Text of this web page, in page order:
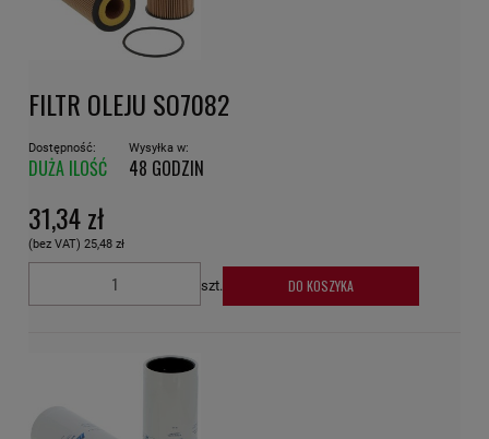
FILTR OLEJU SO7082
Dostępność:
DUŻA ILOŚĆ
Wysyłka w:
48 GODZIN
31,34 zł
(bez VAT) 25,48 zł
szt. DO KOSZYKA